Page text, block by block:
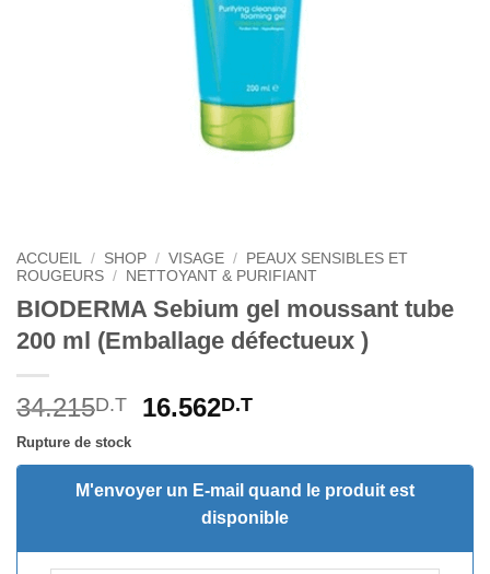
ACCUEIL / SHOP / VISAGE /
PEAUX SENSIBLES ET
ROUGEURS / NETTOYANT & PURIFIANT
BIODERMA Sebium gel moussant tube
200 ml (Emballage défectueux )
34.215D.T
Le
initial
était :
34.215D.T.
16.562D.TLe
actuel
est :
16.562D.T.
Rupture de stock
M'envoyer un E-mail quand le produit est
disponible